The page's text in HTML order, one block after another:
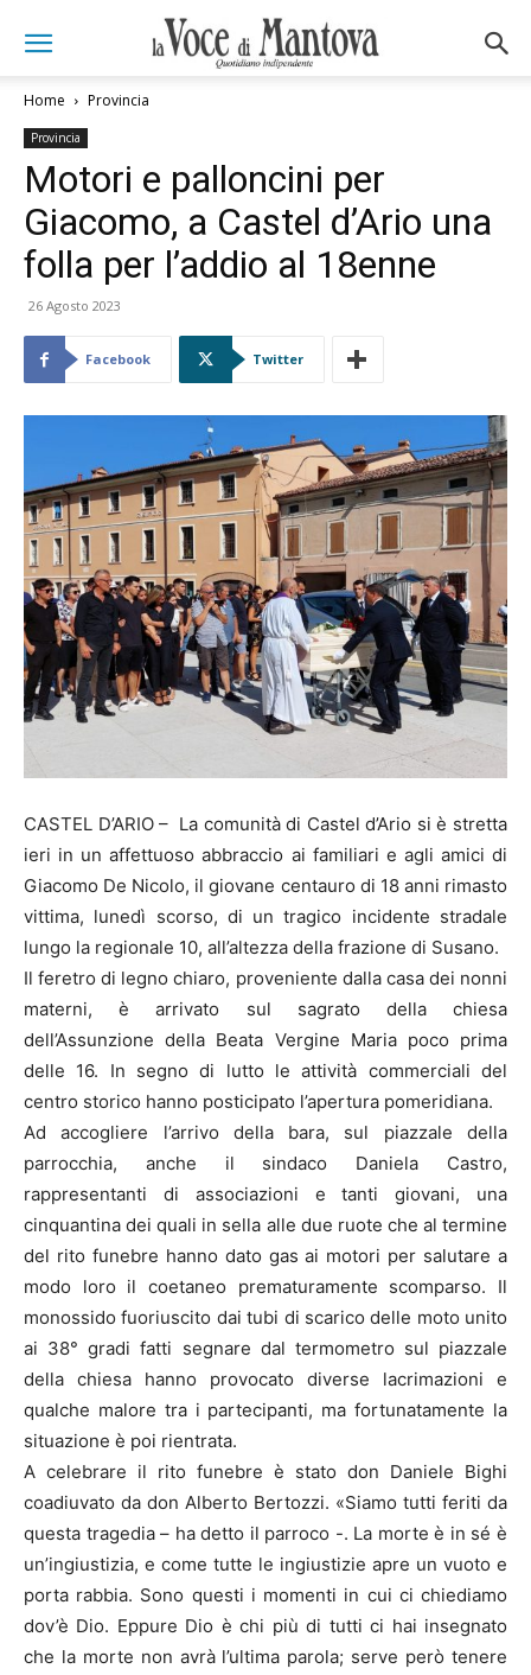
Home Provincia
Provincia
Motori e palloncini per
Giacomo, a Castel d’Ario una
folla per l’addio al 18enne
26 Agosto 2023
Facebook Twitter
CASTEL D’ARIO – La comunità di Castel d’Ario si è stretta
ieri in un affettuoso abbraccio ai familiari e agli amici di
Giacomo De Nicolo, il giovane centauro di 18 anni rimasto
vittima, lunedì scorso, di un tragico incidente stradale
lungo la regionale 10, all’altezza della frazione di Susano.
Il feretro di legno chiaro, proveniente dalla casa dei nonni
materni, è arrivato sul sagrato della chiesa
dell’Assunzione della Beata Vergine Maria poco prima
delle 16. In segno di lutto le attività commerciali del
centro storico hanno posticipato l’apertura pomeridiana.
Ad accogliere l’arrivo della bara, sul piazzale della
parrocchia, anche il sindaco Daniela Castro,
rappresentanti di associazioni e tanti giovani, una
cinquantina dei quali in sella alle due ruote che al termine
del rito funebre hanno dato gas ai motori per salutare a
modo loro il coetaneo prematuramente scomparso. Il
monossido fuoriuscito dai tubi di scarico delle moto unito
ai 38° gradi fatti segnare dal termometro sul piazzale
della chiesa hanno provocato diverse lacrimazioni e
qualche malore tra i partecipanti, ma fortunatamente la
situazione è poi rientrata.
A celebrare il rito funebre è stato don Daniele Bighi
coadiuvato da don Alberto Bertozzi. «Siamo tutti feriti da
questa tragedia – ha detto il parroco -. La morte è in sé è
un’ingiustizia, e come tutte le ingiustizie apre un vuoto e
porta rabbia. Sono questi i momenti in cui ci chiediamo
dov’è Dio. Eppure Dio è chi più di tutti ci hai insegnato
che la morte non avrà l’ultima parola; serve però tenere